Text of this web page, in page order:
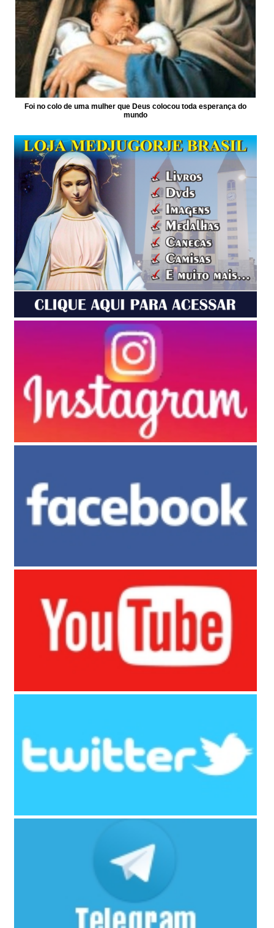
Foi no colo de uma mulher que Deus colocou toda esperança do
mundo